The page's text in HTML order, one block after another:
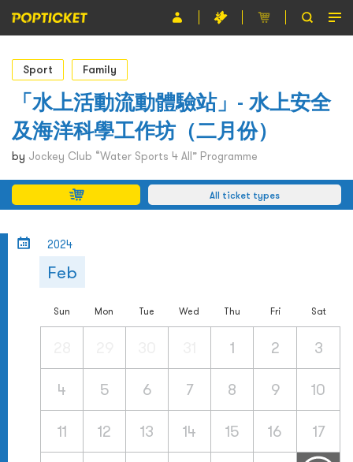
Event
Organiser
About POPTICKET
Terms and Conditions
繁
Sport Family
「水上活動流動體驗站」- 水上安全
及海洋科學工作坊（二月份）
by Jockey Club “Water Sports 4 All” Programme
All ticket types
2024
Feb
Sun Mon Tue Wed Thu Fri Sat
1 2 3
4 5 6 7 8 9 10
11 12 13 14 15 16 17